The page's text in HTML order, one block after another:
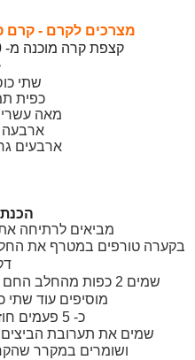
מצרכים לקרם - קרם
קצפת קרה מוכנה מ- 250 מ"ל שמנת מתוקה
שתי
כפית
מאה
ארבעה
ארבעים
הכנת
מביאים לרתיחה
בקערה טורפים במטרף את
שמים 2 כפות מהחלב החם בתערובת
מוסיפים עוד שתי
כ- 5 פעמים
שמים את תערובת
ושומרים במקרר